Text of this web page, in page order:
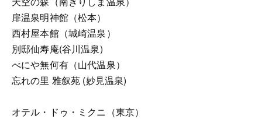
扉温泉明神館（松本）
西村屋本館（城崎温泉）
別邸仙寿庵(谷川温泉)
べにや無何有（山代温泉）
忘れの里 雅叙苑 (妙見温泉)
オテル・ドゥ・ミクニ（東京）